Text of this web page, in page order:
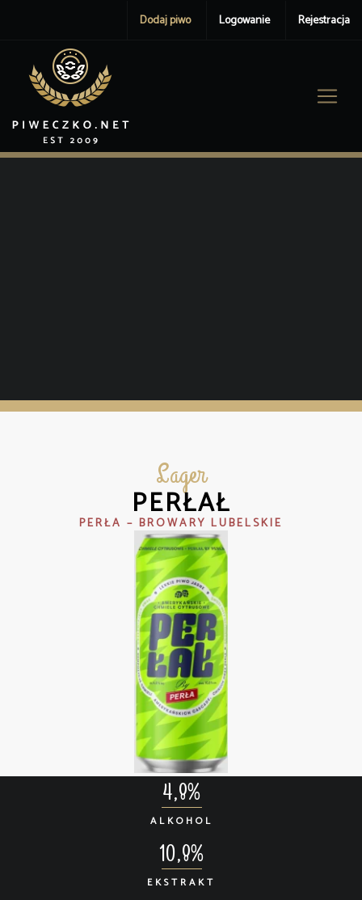
Dodaj piwo Logowanie Rejestracja
Lager
PERŁAŁ
PERŁA – BROWARY LUBELSKIE
4,8%
ALKOHOL
10,8%
EKSTRAKT